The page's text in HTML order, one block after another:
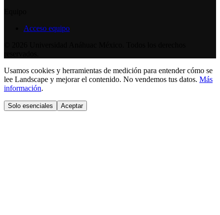
Acceso equipo
Usamos cookies y herramientas de medición para entender cómo se
lee Landscape y mejorar el contenido. No vendemos tus datos. Más
información.
Solo esenciales Aceptar